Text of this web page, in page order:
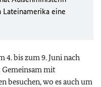
Lateinamerika eine
4. bis zum 9. Juni nach
Gemeinsam mit
besuchen, wo es auch um